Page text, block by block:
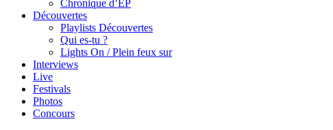
Chronique d’EP
Découvertes
Playlists Découvertes
Qui es-tu ?
Lights On / Plein feux sur
Interviews
Live
Festivals
Photos
Concours